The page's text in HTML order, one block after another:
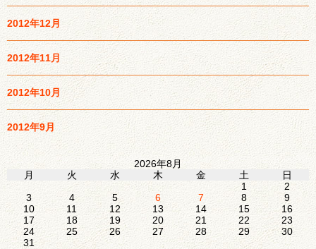
2012年12月
2012年11月
2012年10月
2012年9月
2026年8月
月
火 水 木 金 土
日
1
2
3
4 5 6 7 8
9
10
11 12 13 14 15
16
17
18 19 20 21 22
23
24
25 26 27 28 29
30
31